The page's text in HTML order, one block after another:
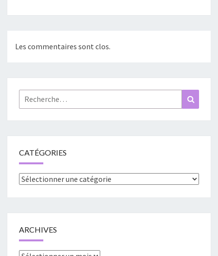
Les commentaires sont clos.
Rechercher :
CATÉGORIES
Catégories
ARCHIVES